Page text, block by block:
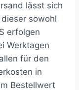
lässt sich
sowohl
erfolgen
Werktagen
für den
in
Bestellwert